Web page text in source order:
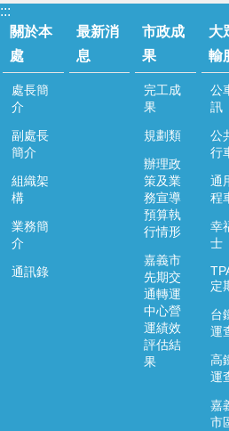
停
車
相
關
服
務
鐵
路
高
架
道
安
專
:::
關於本
處
處長簡
介
副處長
簡介
組織架
構
業務簡
介
通訊錄
最新消
息
市政成
果
完工成
果
規劃類
辦理政
策及業
務宣導
預算執
行情形
嘉義市
先期交
通轉運
中心營
運績效
評估結
果
大
輸
公
訊
公
行
通
程
幸
士
定
台
運
高
運
嘉
市